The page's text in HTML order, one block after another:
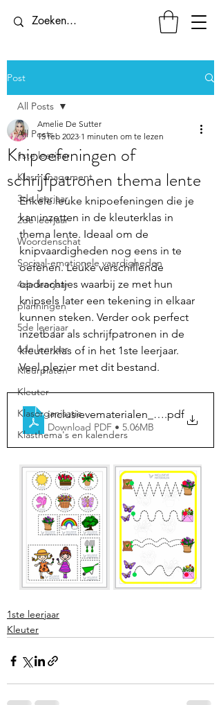
Post
All Posts
1ste leerjaar
Klasmanagement
3de leerjaar
2de leerjaar
Woordenschat
Sociaal-emotionele vaardigheden
4de leerjaar
planningen
5de leerjaar
6de leerjaar
Kleurplaten
Kleuter
Klasorganisatie
Klasthema's en kalenders
All Posts
Knipoefeningen of
schrijfpatronen thema lente
Amelie De Sutter
15 feb 2023 1 minuten om te lezen
Enkele leuke knipoefeningen die je
kan inzetten in de kleuterklas in
thema lente. Ideaal om de
knipvaardigheden nog eens in te
oefenen. Leuke verschillende
opdrachtjes waarbij ze met hun
knipsels later een tekening in elkaar
kunnen steken. Verder ook perfect
inzetbaar als schrijfpatronen in de
kleuterklas of in het 1ste leerjaar.
Veel plezier met dit bestand.
.pdf
Download PDF • 5.06MB
1ste leerjaar
Kleuter